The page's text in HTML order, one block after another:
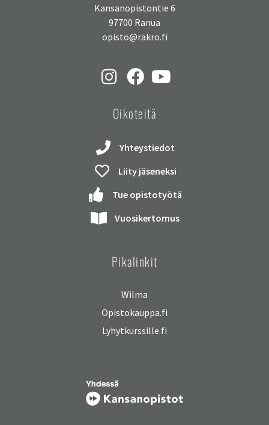
Kansanopistontie 6
97700 Ranua
opisto@rakro.fi
Oikoteitä
Yhteystiedot
Liity jäseneksi
Tue opistotyötä
Vuosikertomus
Pikalinkit
Wilma
Opistokauppa.fi
Lyhytkurssille.fi